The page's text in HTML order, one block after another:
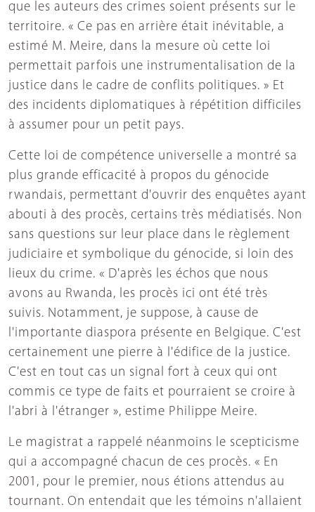
que les auteurs des crimes soient présents sur le
territoire. « Ce pas en arrière était inévitable, a
estimé M. Meire, dans la mesure où cette loi
permettait parfois une instrumentalisation de la
justice dans le cadre de conflits politiques. » Et
des incidents diplomatiques à répétition difficiles
à assumer pour un petit pays.
Cette loi de compétence universelle a montré sa
plus grande efficacité à propos du génocide
rwandais, permettant d'ouvrir des enquêtes ayant
abouti à des procès, certains très médiatisés. Non
sans questions sur leur place dans le règlement
judiciaire et symbolique du génocide, si loin des
lieux du crime. « D'après les échos que nous
avons au Rwanda, les procès ici ont été très
suivis. Notamment, je suppose, à cause de
l'importante diaspora présente en Belgique. C'est
certainement une pierre à l'édifice de la justice.
C'est en tout cas un signal fort à ceux qui ont
commis ce type de faits et pourraient se croire à
l'abri à l'étranger », estime Philippe Meire.
Le magistrat a rappelé néanmoins le scepticisme
qui a accompagné chacun de ces procès. « En
2001, pour le premier, nous étions attendus au
tournant. On entendait que les témoins n'allaient